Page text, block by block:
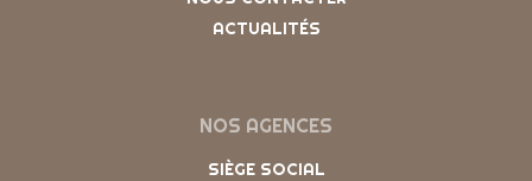
ACTUALITÉS
NOS AGENCES
SIÈGE SOCIAL